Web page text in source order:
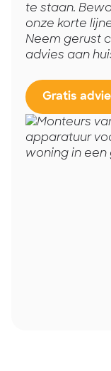
te staan.
onze korte
Neem gerust
advies aan
Gratis